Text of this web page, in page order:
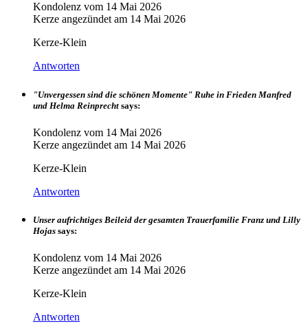
Kondolenz vom 14 Mai 2026
Kerze angezündet am 14 Mai 2026
Kerze-Klein
Antworten
"Unvergessen sind die schönen Momente" Ruhe in Frieden Manfred
und Helma Reinprecht says:
Kondolenz vom 14 Mai 2026
Kerze angezündet am 14 Mai 2026
Kerze-Klein
Antworten
Unser aufrichtiges Beileid der gesamten Trauerfamilie Franz und Lilly
Hojas says:
Kondolenz vom 14 Mai 2026
Kerze angezündet am 14 Mai 2026
Kerze-Klein
Antworten